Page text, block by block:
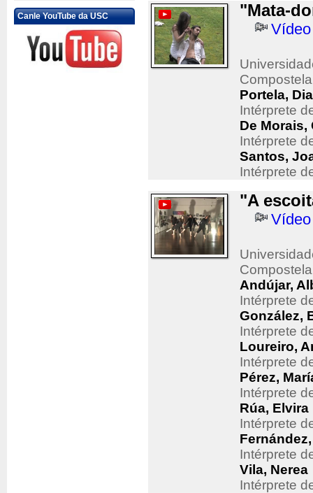
Canle YouTube da USC "Mata-
Vídeo
Compostela
Portela,
Intérprete
De Morais,
Intérprete
Santos,
Intérprete
"A
Vídeo
Compostela
Andújar,
Intérprete
González,
Intérprete
Loureiro,
Intérprete
Pérez,
Intérprete
Rúa, Elvira
Intérprete
Intérprete
Vila, Nerea
Intérprete